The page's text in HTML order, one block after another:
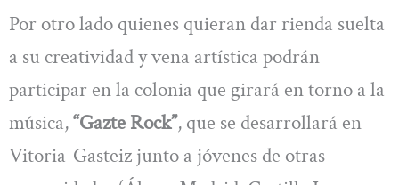
Por otro lado quienes quieran dar rienda suelta
a su creatividad y vena artística podrán
participar en la colonia que girará en torno a la
música,“Gazte Rock”, que se desarrollará en
Vitoria-Gasteiz junto a jóvenes de otras